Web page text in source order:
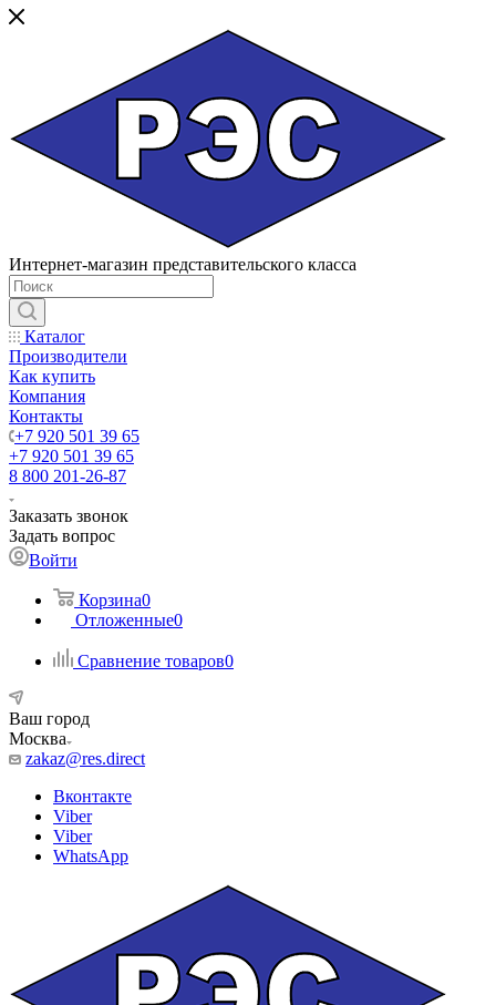
Интернет-магазин представительского класса
Каталог
Производители
Как купить
Компания
Контакты
+7 920 501 39 65
+7 920 501 39 65
8 800 201-26-87
Заказать звонок
Задать вопрос
Войти
Корзина0
Отложенные0
Сравнение товаров0
Ваш город
Москва
zakaz@res.direct
Вконтакте
Viber
Viber
WhatsApp